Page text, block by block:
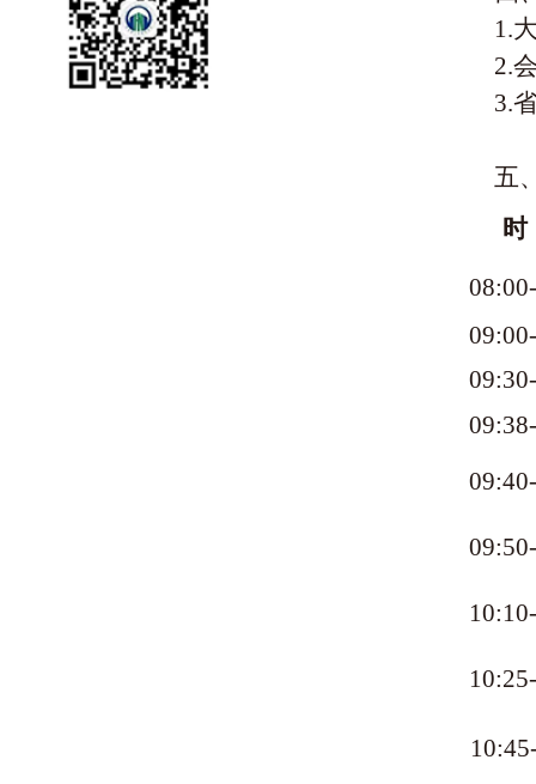
1.
2.
3.
五
时